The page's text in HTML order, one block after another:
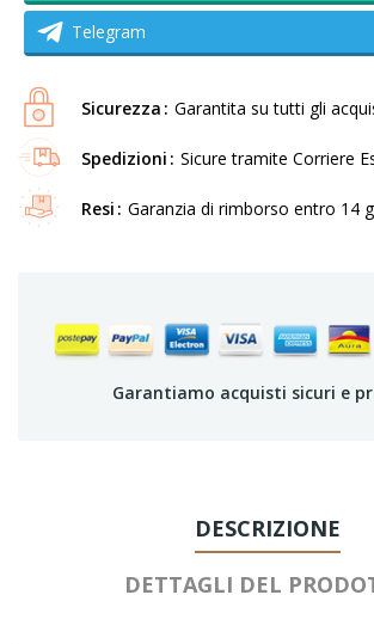
Telegram
Sicurezza Garantita su tutti gli
Spedizioni Sicure tramite Corriere
Resi Garanzia di rimborso entro 14
Garantiamo acquisti sicuri e
DESCRIZIONE
DETTAGLI DEL